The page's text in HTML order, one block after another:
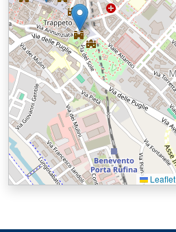
Leaflet